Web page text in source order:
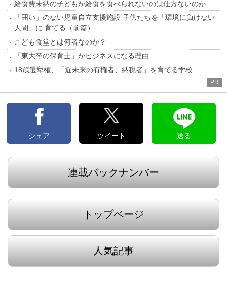
給食費未納の子どもが給食を食べられないのは仕方ないのか
「囲い」のない児童自立支援施設 子供たちを「環境に負けない
人間」に 育てる（前篇）
こども食堂とは何者なのか？
「東大卒の保育士」がビジネスになる理由
18歳選挙権、「近未来の有権者、納税者」を育てる学校
PR
シェア ツイート 送る
連載バックナンバー
トップページ
人気記事